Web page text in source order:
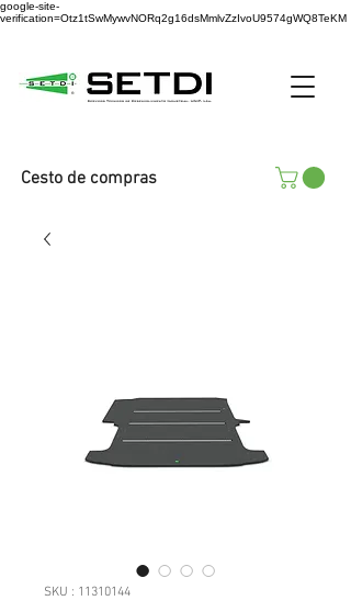
google-site-
verification=Otz1tSwMywvNORq2g16dsMmlvZzIvoU9574gWQ8TeKM
Cesto de compras
SKU : 11310144